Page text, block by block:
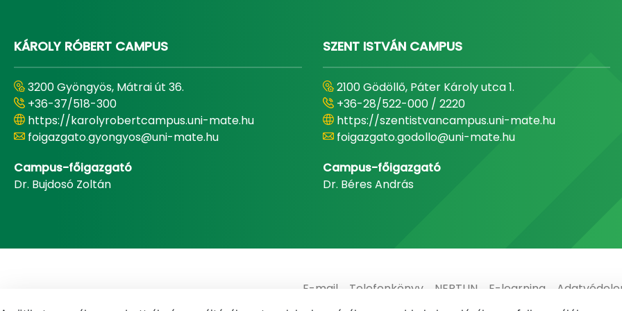
KÁROLY RÓBERT CAMPUS
3200 Gyöngyös, Mátrai út 36.
+36-37/518-300
https://karolyrobertcampus.uni-mate.hu
foigazgato.gyongyos@uni-mate.hu
Campus-főigazgató
Dr. Bujdosó Zoltán
SZENT ISTVÁN CAMPUS
2100 Gödöllő, Páter Károly utca 1.
+36-28/522-000 / 2220
https://szentistvancampus.uni-mate.hu
foigazgato.godollo@uni-mate.hu
Campus-főigazgató
Dr. Béres András
E-mail Telefonkönyv NEPTUN E-learning